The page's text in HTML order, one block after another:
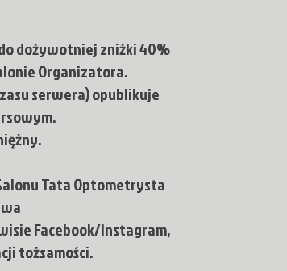
dożywotniej zniżki 40%
Organizatora.
serwera) opublikuje
Tata Optometrysta
Facebook/Instagram,
tożsamości.